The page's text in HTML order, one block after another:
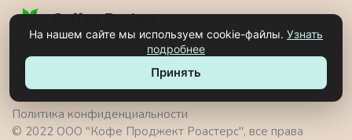
Coffee Project
Политика конфиденциальности
© 2022 ООО "Кофе Проджект Роастерс", все права
На нашем сайте мы используем cookie-файлы. Узнать
подробнее
Принять